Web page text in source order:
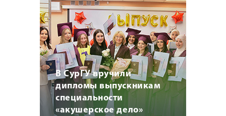
В СурГУ вручили
дипломы выпускникам
специальности
«акушерское дело»